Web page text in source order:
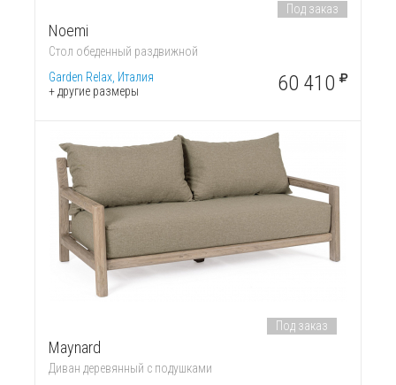
Noemi
Стол обеденный раздвижной
Garden Relax, Италия
+ другие размеры
Под заказ
60 410
Maynard
Диван деревянный с подушками
Под заказ